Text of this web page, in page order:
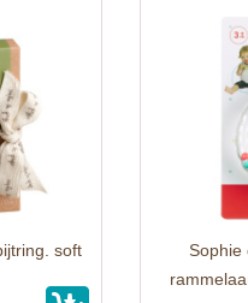
soft
Sophie